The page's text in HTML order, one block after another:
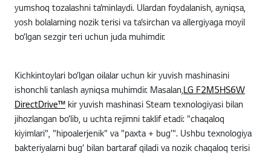
yumshoq tozalashni ta’minlaydi. Ulardan foydalanish, ayniqsa,
yosh bolalarning nozik terisi va ta’sirchan va allergiyaga moyil
bo’lgan sezgir teri uchun juda muhimdir.
Kichkintoylari bo’lgan oilalar uchun kir yuvish mashinasini
ishonchli tanlash ayniqsa muhimdir. Masalan, LG F2M5HS6W
DirectDrive™ kir yuvish mashinasi Steam texnologiyasi bilan
jihozlangan bo’lib, u uchta rejimni taklif etadi: "chaqaloq
kiyimlari", "hipoalerjenik" va "paxta + bug’". Ushbu texnologiya
bakteriyalarni bug’ bilan bartaraf qiladi va nozik chaqaloq terisi